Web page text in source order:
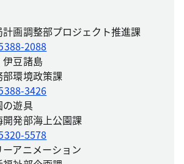
画調整部プロジェクト推進課
2088
豆諸島
環境政策課
3426
の遊具
発部海上公園課
5578
アニメーション